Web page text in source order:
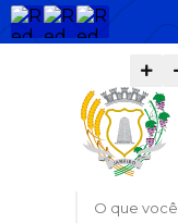
O que você